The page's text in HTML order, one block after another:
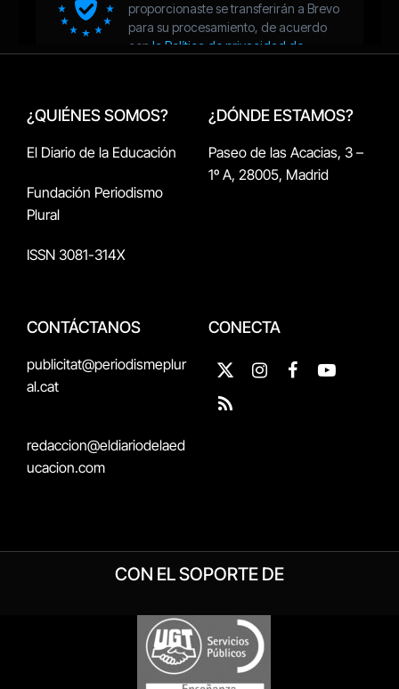
¿QUIÉNES SOMOS?
El Diario de la Educación
Fundación Periodismo
Plural
ISSN 3081-314X
¿DÓNDE ESTAMOS?
Paseo de las Acacias, 3 –
1º A, 28005, Madrid
CONTÁCTANOS
publicitat@periodismeplur
al.cat
redaccion@eldiariodelaed
ucacion.com
CONECTA
X
(Twitter)
InstagramFacebookYouTube
RSS
CON EL SOPORTE DE